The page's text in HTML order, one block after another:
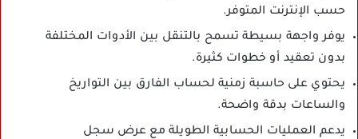
حسب الإنترنت المتوفر.
يوفر واجهة بسيطة تسمح بالتنقل بين الأدوات المختلفة
بدون تعقيد أو خطوات كثيرة.
يحتوي على حاسبة زمنية لحساب الفارق بين التواريخ
والساعات بدقة واضحة.
يدعم العمليات الحسابية الطويلة مع عرض سجل